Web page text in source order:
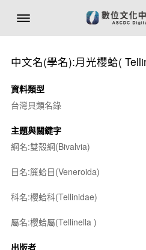
中文名(學名):月光櫻蛤(
資料類型
台灣貝類名錄
主題與關鍵字
綱名:雙殼綱(Bivalvia)
目名:簾蛤目(Veneroida)
科名:櫻蛤科(Tellinidae)
屬名:櫻蛤屬(Tellinella)
出版者